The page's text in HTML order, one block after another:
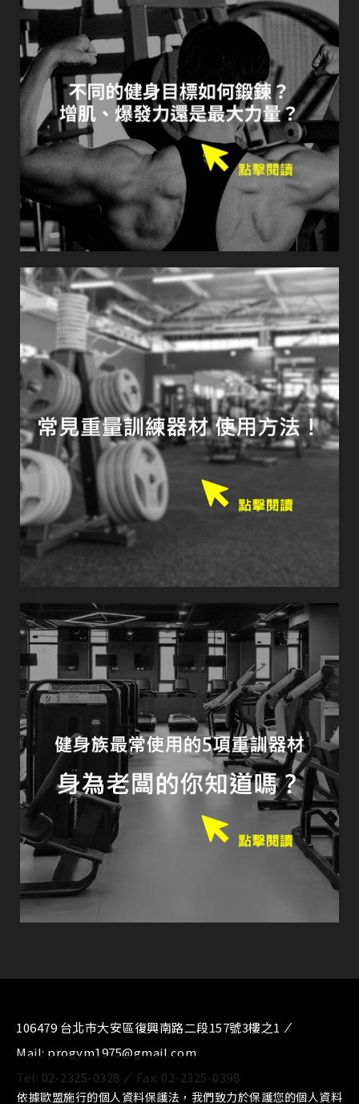
106479 台北市大安區復興南路二段157號3樓之1
Mail: progym1975@gmail.com
Tel: 02-2325-0328 Fax: 02-2325-0398
依據歐盟施行的個人資料保護法，我們致力於保護您的個人資料